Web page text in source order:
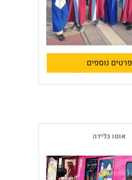
פרטים נוספים
אוטו גלידה